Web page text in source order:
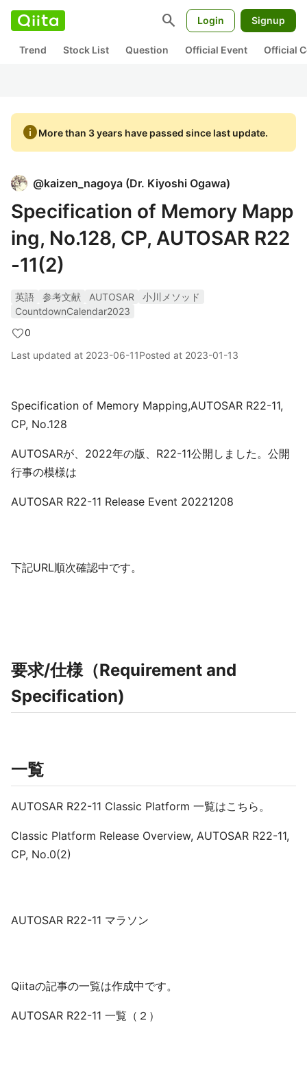
search Login Signup
Trend Stock List Question Official Event Official
infoMore than 3 years have passed since last update.
@kaizen_nagoya (Dr. Kiyoshi Ogawa)
Specification of Memory Mapp
ing, No.128, CP, AUTOSAR R22
-11(2)
英語 参考文献 AUTOSAR
小川メソッド
CountdownCalendar2023
0
Last updated at 2023-06-11Posted at 2023-01-13
Specification of Memory Mapping,AUTOSAR R22-11,
CP, No.128
AUTOSARが、2022年の版、R22-11公開しました。公開
行事の模様は
AUTOSAR R22-11 Release Event 20221208
下記URL順次確認中です。
要求/仕様（Requirement and
Specification)
一覧
AUTOSAR R22-11 Classic Platform 一覧はこちら。
Classic Platform Release Overview, AUTOSAR R22-11,
CP, No.0(2)
AUTOSAR R22-11 マラソン
Qiitaの記事の一覧は作成中です。
AUTOSAR R22-11 一覧（２）